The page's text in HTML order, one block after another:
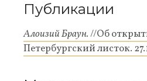
Публикации
Алоизий Браун.//Об
Петербургский листок.